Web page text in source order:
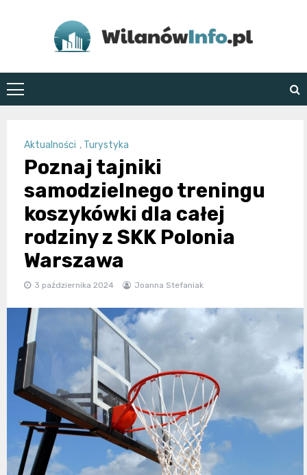
WilanówInfo.pl
Aktualności , Turystyka
Poznaj tajniki
samodzielnego treningu
koszykówki dla całej
rodziny z SKK Polonia
Warszawa
3 października 2024 Joanna Stefaniak